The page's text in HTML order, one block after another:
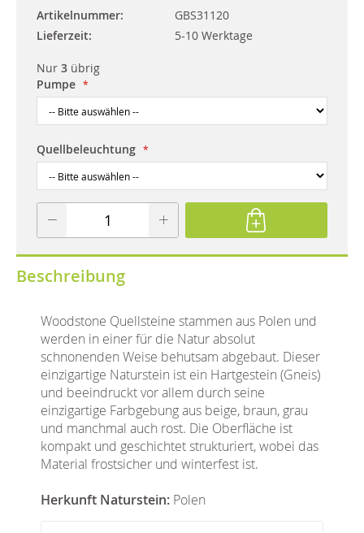
Artikelnummer
GBS31120
Lieferzeit
5-10 Werktage
Nur 3 übrig
Pumpe
Quellbeleuchtung
Beschreibung
Woodstone Quellsteine stammen aus Polen und
werden in einer für die Natur absolut
schnonenden Weise behutsam abgebaut. Dieser
einzigartige Naturstein ist ein Hartgestein (Gneis)
und beeindruckt vor allem durch seine
einzigartige Farbgebung aus beige, braun, grau
und manchmal auch rost. Die Oberfläche ist
kompakt und geschichtet strukturiert, wobei das
Material frostsicher und winterfest ist.
Herkunft Naturstein: Polen